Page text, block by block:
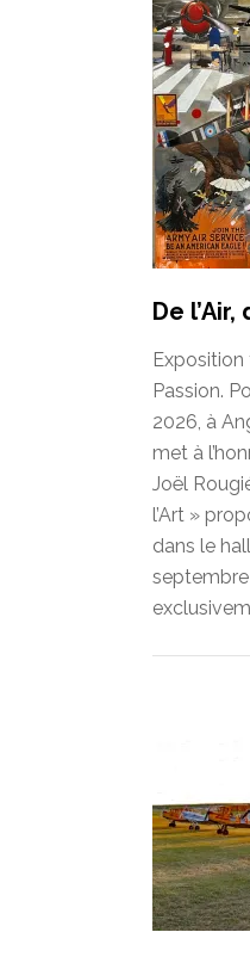
De l’Air,
Exposition
Passion.
2026, à
met à
Joël
l’Art »
dans le